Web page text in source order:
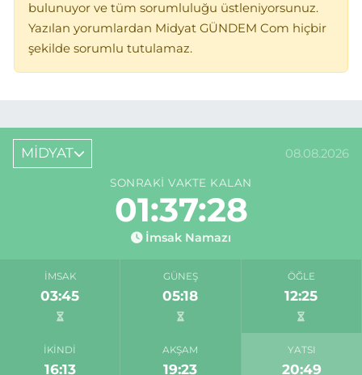
bulunuyor ve tüm sorumluluğu üstleniyorsunuz.
Yazılan yorumlardan Midyat GÜNDEM Com hiçbir
şekilde sorumlu tutulamaz.
MİDYAT 08.08.2026
SONRAKI VAKTE KALAN
01:37:28
İmsak Namazı
İMSAK
03:45
GÜNEŞ
05:18
ÖĞLE
12:25
İKINDI
16:13
AKŞAM
19:23
YATSI
20:49